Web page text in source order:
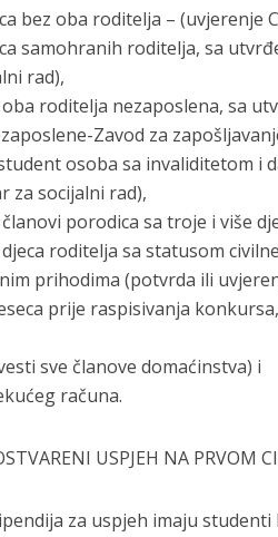
bez oba roditelja – (uvjerenje
samohranih roditelja, sa
rad),
roditelja nezaposlena, sa
Zavod za
osoba sa invaliditetom i
za socijalni rad),
porodica sa troje i više
roditelja sa statusom
prihodima (potvrda ili
prije raspisivanja
sve članove domaćinstva) i
računa.
USPJEH NA PRVOM
za uspjeh imaju